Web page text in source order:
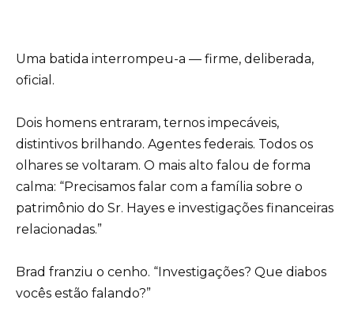
Uma batida interrompeu-a — firme, deliberada,
oficial.
Dois homens entraram, ternos impecáveis,
distintivos brilhando. Agentes federais. Todos os
olhares se voltaram. O mais alto falou de forma
calma: “Precisamos falar com a família sobre o
patrimônio do Sr. Hayes e investigações financeiras
relacionadas.”
Brad franziu o cenho. “Investigações? Que diabos
vocês estão falando?”